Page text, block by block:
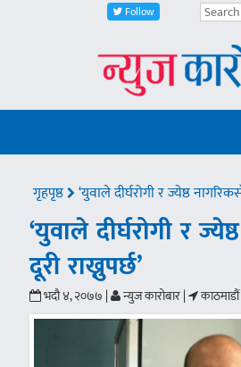
Follow
गृहपृष्ठ ‘युवाले दीर्घरोगी र ज्येष्ठ
‘युवाले दीर्घरोगी र
दूरी राख्नुपर्छ’
भदौ ४, २०७७ | न्युज कारोबार |